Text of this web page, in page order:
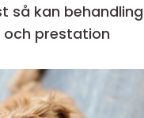
och prestation